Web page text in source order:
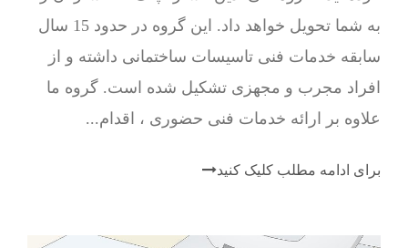
به شما تحویل خواهد داد. این گروه در حدود 15 سال
سابقه خدمات فنی تاسیسات ساختمانی داشته و از
افراد مجرب و مجهزی تشکیل شده است. گروه ما
علاوه بر ارائه خدمات فنی حضوری ، اقدام...
برای ادامه مطلب کلیک کنید